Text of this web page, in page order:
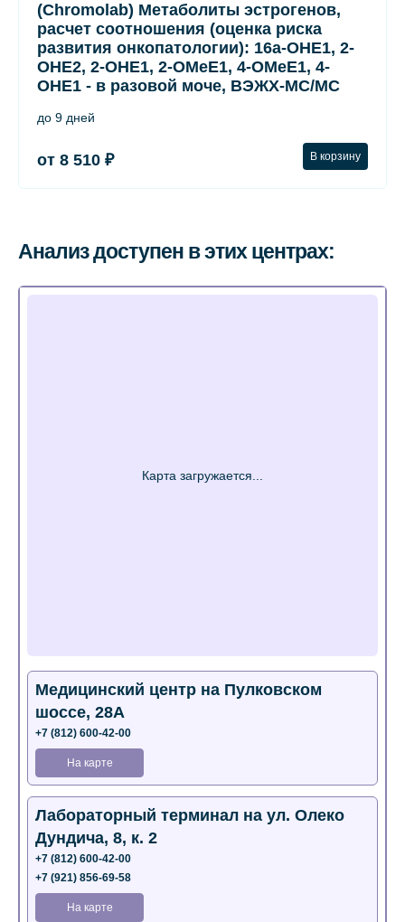
(Chromolab) Метаболиты эстрогенов,
расчет соотношения (оценка риска
развития онкопатологии): 16а-ОНЕ1, 2-
ОНЕ2, 2-ОНЕ1, 2-ОМеЕ1, 4-ОМеЕ1, 4-
ОНЕ1 - в разовой моче, ВЭЖХ-МС/МС
до 9 дней
от 8 510 ₽ В корзину
Анализ доступен в этих центрах:
Медицинский центр на Пулковском
шоссе, 28А
+7 (812) 600-42-00
На карте
Лабораторный терминал на ул. Олеко
Дундича, 8, к. 2
+7 (812) 600-42-00
+7 (921) 856-69-58
На карте